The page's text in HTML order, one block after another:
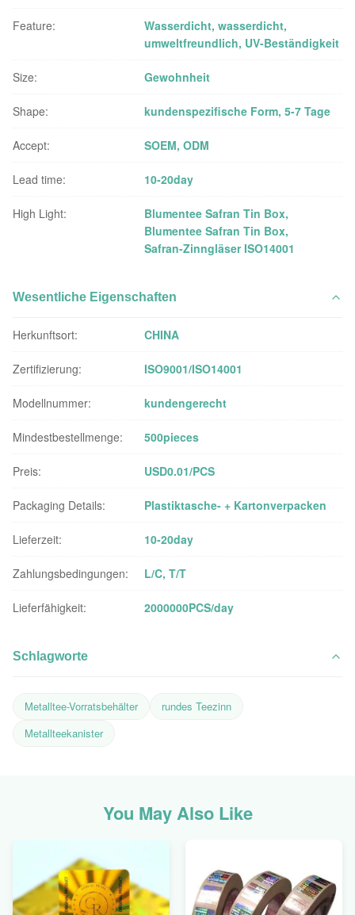
Feature:
Wasserdicht, wasserdicht,
umweltfreundlich, UV-Beständigkeit
Size: Gewohnheit
Shape: kundenspezifische Form, 5-7 Tage
Accept: SOEM, ODM
Lead time: 10-20day
High Light: Blumentee Safran Tin Box,
Blumentee Safran Tin Box,
Safran-Zinngläser ISO14001
Wesentliche Eigenschaften
Herkunftsort: CHINA
Zertifizierung: ISO9001/ISO14001
Modellnummer: kundengerecht
Mindestbestellmenge: 500pieces
Preis: USD0.01/PCS
Packaging Details: Plastiktasche- + Kartonverpacken
Lieferzeit: 10-20day
Zahlungsbedingungen: L/C, T/T
Lieferfähigkeit: 2000000PCS/day
Schlagworte
Metalltee-Vorratsbehälter
rundes Teezinn
Metallteekanister
You May Also Like